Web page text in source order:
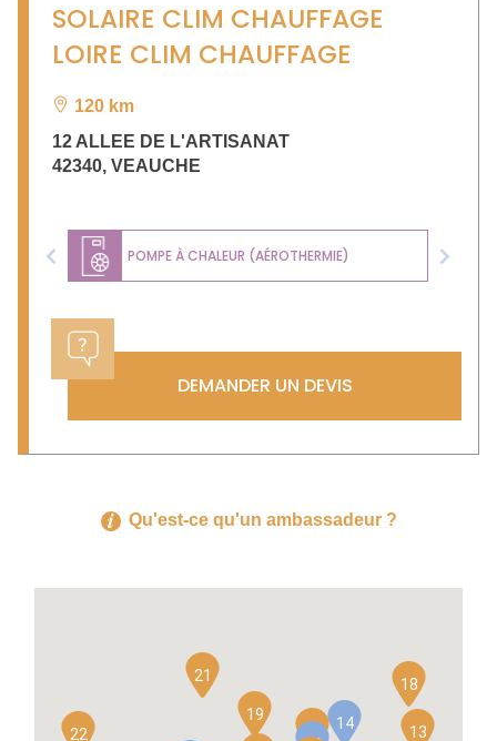
SOLAIRE CLIM CHAUFFAGE
LOIRE CLIM CHAUFFAGE
120 km
12 ALLEE DE L'ARTISANAT
42340, VEAUCHE
POMPE À CHALEUR (AÉROTHERMIE)
Previous Next
DEMANDER UN DEVIS
Qu'est-ce qu'un ambassadeur ?
13
14
18
19
21
22